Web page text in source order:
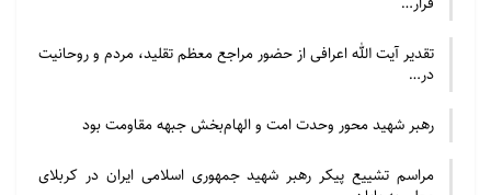
تقدیر آیت الله اعرافی از حضور مراجع معظم تقلید، مردم و روحانیت
در…
رهبر شهید محور وحدت امت و الهام‌بخش جبهه مقاومت بود
مراسم تشییع پیکر رهبر شهید جمهوری اسلامی ایران در کربلای